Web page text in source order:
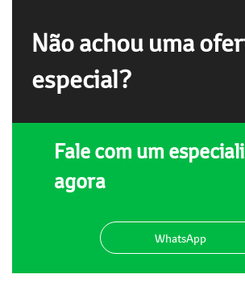
Não achou uma
especial?
Fale com um
agora
WhatsApp